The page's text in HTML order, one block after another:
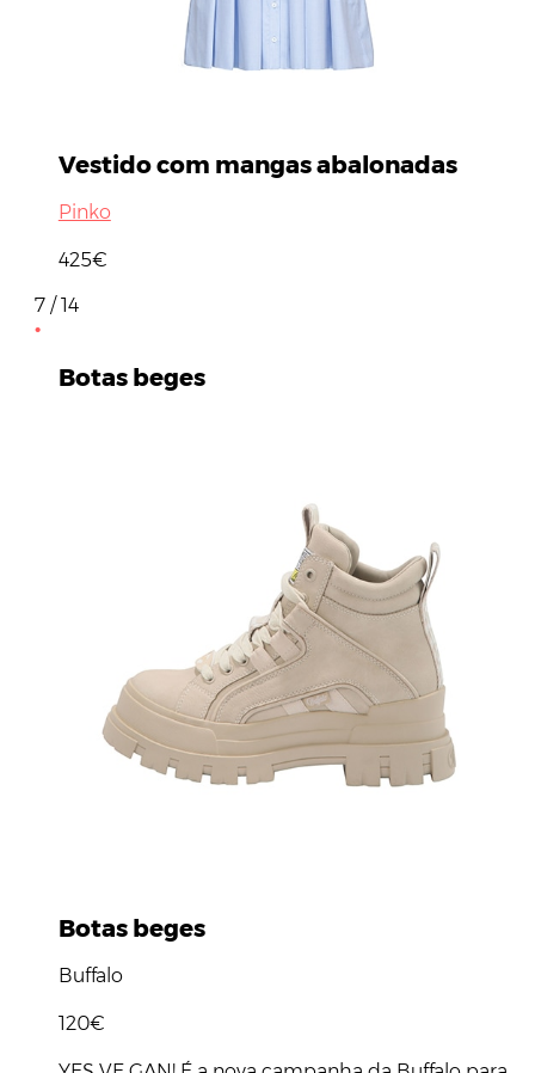
Vestido com mangas abalonadas
Pinko
425€
7 / 14
Botas beges
Botas beges
Buffalo
120€